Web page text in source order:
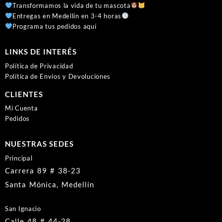
Transformamos la vida de tu mascota
Entregas en Medellín en 3-4 horas
Programa tus pedidos aquí
LINKS DE INTERÉS
Política de Privacidad
Política de Envíos y Devoluciones
CLIENTES
Mi Cuenta
Pedidos
NUESTRAS SEDES
Principal
Carrera 89 # 38-23
Santa Mónica, Medellín
San Ignacio